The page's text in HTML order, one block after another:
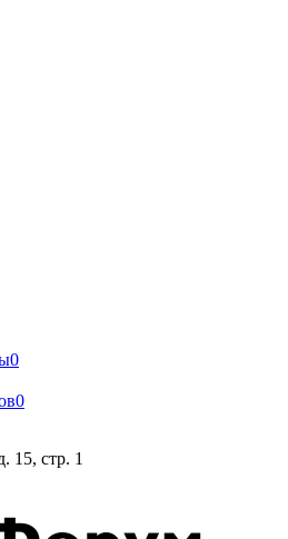
0
0
15, стр. 1